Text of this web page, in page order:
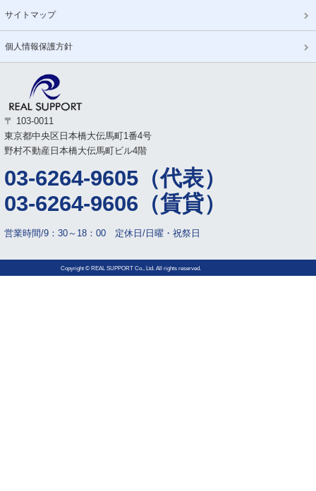
サイトマップ
個人情報保護方針
〒 103-0011
東京都中央区日本橋大伝馬町1番4号
野村不動産日本橋大伝馬町ビル4階
03-6264-9605（代表）
03-6264-9606（賃貸）
営業時間/9：30～18：00 定休日/日曜・祝祭日
Copyright © REAL SUPPORT Co., Ltd. All rights reserved.